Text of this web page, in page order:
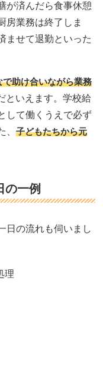
が済んだら食事休憩
房業務は終了しま
ませて退勤といった
で助け合いながら業務
といえます。学校給
して働くうえで必ず
、子どもたちから元
の一例
日の流れも伺いまし
理